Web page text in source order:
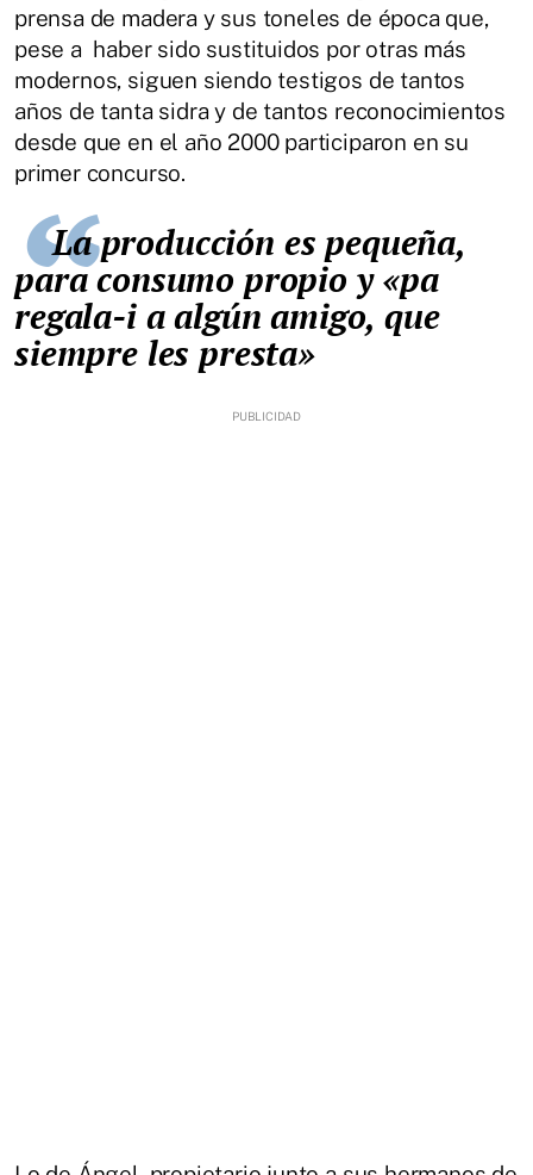
prensa de madera y sus toneles de época que,
pese a haber sido sustituidos por otras más
modernos, siguen siendo testigos de tantos
años de tanta sidra y de tantos reconocimientos
desde que en el año 2000 participaron en su
primer concurso.
La producción es pequeña,
para consumo propio y «pa
regala-i a algún amigo, que
siempre les presta»